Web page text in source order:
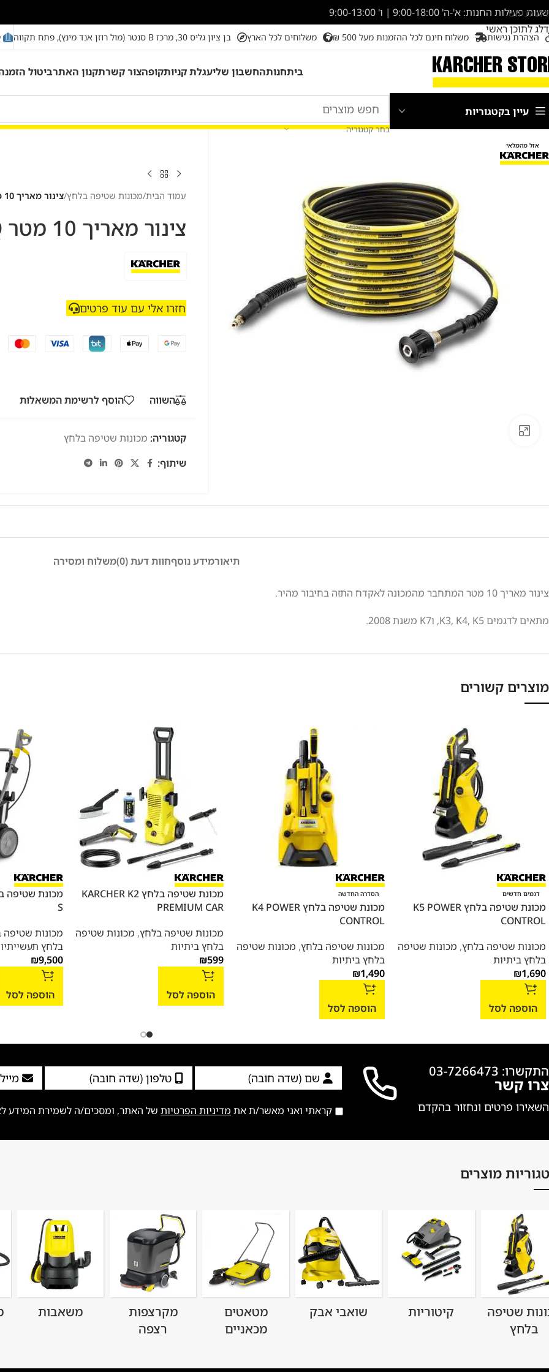
דלג לניווט
דלג לתוכן ראשי
שעות פעילות החנות: א'-ה' 9:00-18:00 | ו' 9:00-13:00
הצהרת נגישות משלוח חינם לכל ההזמנות מעל 500 ₪ משלוחים לכל הארץ בן ציון גליס 30, מרכז B סנטר (מול רוזן אנד מינץ), פתח תקווה
ביתחנותהחשבון שליעגלת קניותקופהצור קשרתקנון האתרביטול
עיין בקטגוריות
בחר קטגוריה
אזל מהמלאי
עמוד הבית/מכונות שטיפה בלחץ/צינור מאריך 10 מטר XH 10 Q
צינור מאריך 10 מטר XH 10 Q
חזרו אלי עם עוד פרטים
השווה הוסף לרשימת המשאלות
קטגוריה: מכונות שטיפה בלחץ
שיתוף:
תיאורמידע נוסףחוות דעת (0) משלוח ומסירה
צינור מאריך 10 מטר המתחבר מהמכונה לאקדח התזה בחיבור מהיר.
מתאים לדגמים K3, K4, K5, וK7 משנת 2008.
מוצרים קשורים
דגמים חדשים
מכונת שטיפה בלחץ K5 POWER
CONTROL
מכונות שטיפה בלחץ, מכונות שטיפה
בלחץ ביתיות
₪1,690
הוספה לסל
הסדרה החדשה
מכונת שטיפה בלחץ K4 POWER
CONTROL
מכונות שטיפה בלחץ, מכונות שטיפה
בלחץ ביתיות
₪1,490
הוספה לסל
מכונת שטיפה בלחץ KARCHER K2
PREMIUM CAR
מכונות שטיפה בלחץ, מכונות שטיפה
בלחץ ביתיות
₪599
הוספה לסל
S
מכונות
בלחץ
₪9,500
הוספה לסל
קראתי ואני מאשר/ת את מדיניות הפרטיות של האתר, ומסכים/ה לשמירת המידע
התקשרו: 03-7266473
צרו קשר
השאירו פרטים ונחזור בהקדם
מוצרים
משאבות
שטיפה
בלחץ
קיטוריות שואבי אבק
מטאטים
מכאניים
מקרצפות
רצפה